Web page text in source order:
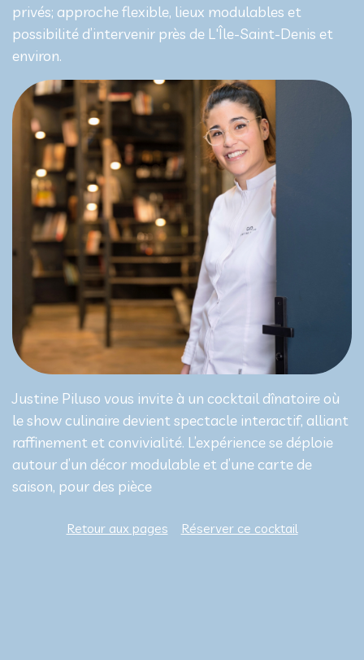
privés; approche flexible, lieux modulables et
possibilité d’intervenir près de L'Île-Saint-Denis et
environ.
Justine Piluso vous invite à un cocktail dînatoire où
le show culinaire devient spectacle interactif, alliant
raffinement et convivialité. L’expérience se déploie
autour d’un décor modulable et d’une carte de
saison, pour des pièce
Retour aux pages Réserver ce cocktail